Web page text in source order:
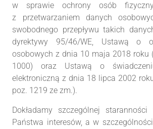
w sprawie ochrony osób
z przetwarzaniem danych
swobodnego przepływu takich
dyrektywy 95/46/WE, Ustawą o
osobowych z dnia 10 maja 2018 roku
1000) oraz Ustawą o
elektroniczną z dnia 18 lipca 2002
poz. 1219 ze zm.).
Dokładamy szczególnej
Państwa interesów, a w